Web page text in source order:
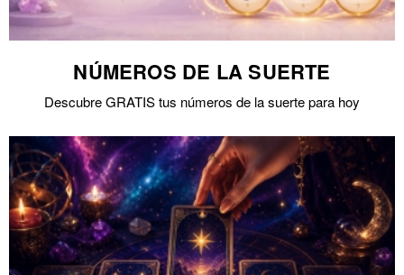
NÚMEROS DE LA SUERTE
Descubre GRATIS tus números de la suerte para hoy